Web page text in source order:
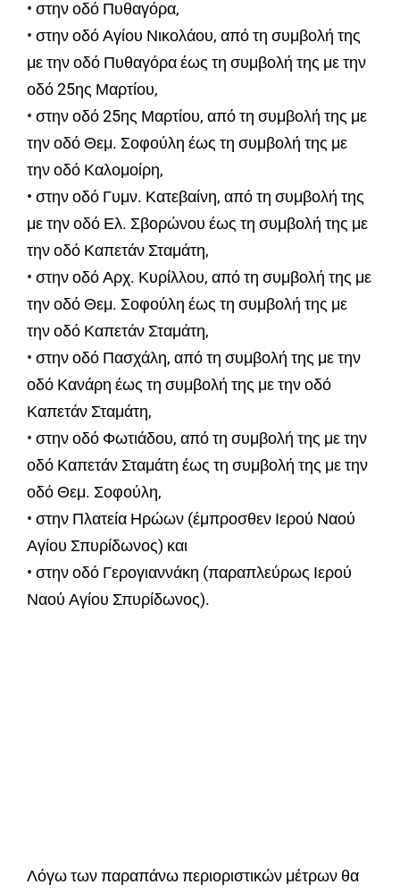
• στην οδό Πυθαγόρα,
• στην οδό Αγίου Νικολάου, από τη συμβολή της
με την οδό Πυθαγόρα έως τη συμβολή της με την
οδό 25ης Μαρτίου,
• στην οδό 25ης Μαρτίου, από τη συμβολή της με
την οδό Θεμ. Σοφούλη έως τη συμβολή της με
την οδό Καλομοίρη,
• στην οδό Γυμν. Κατεβαίνη, από τη συμβολή της
με την οδό Ελ. Σβορώνου έως τη συμβολή της με
την οδό Καπετάν Σταμάτη,
• στην οδό Αρχ. Κυρίλλου, από τη συμβολή της με
την οδό Θεμ. Σοφούλη έως τη συμβολή της με
την οδό Καπετάν Σταμάτη,
• στην οδό Πασχάλη, από τη συμβολή της με την
οδό Κανάρη έως τη συμβολή της με την οδό
Καπετάν Σταμάτη,
• στην οδό Φωτιάδου, από τη συμβολή της με την
οδό Καπετάν Σταμάτη έως τη συμβολή της με την
οδό Θεμ. Σοφούλη,
• στην Πλατεία Ηρώων (έμπροσθεν Ιερού Ναού
Αγίου Σπυρίδωνος) και
• στην οδό Γερογιαννάκη (παραπλεύρως Ιερού
Ναού Αγίου Σπυρίδωνος).
Λόγω των παραπάνω περιοριστικών μέτρων θα